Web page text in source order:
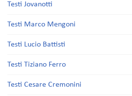
Testi Jovanotti
Testi Marco Mengoni
Testi Lucio Battisti
Testi Tiziano Ferro
Testi Cesare Cremonini